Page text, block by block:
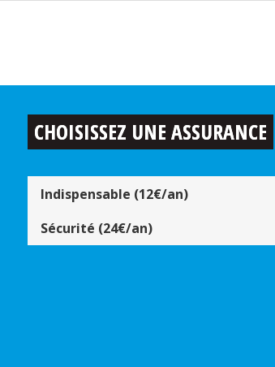
CHOISISSEZ UNE ASSURANCE
Indispensable (12€/an)
Sécurité (24€/an)